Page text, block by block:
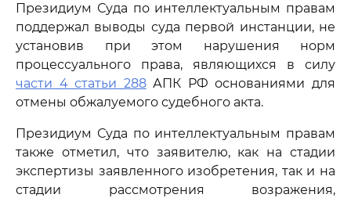
Президиум Суда по интеллектуальным правам
поддержал выводы суда первой инстанции, не
установив при этом нарушения норм
процессуального права, являющихся в силу
части 4 статьи 288АПК РФ основаниями для
отмены обжалуемого судебного акта.
Президиум Суда по интеллектуальным правам
также отметил, что заявителю, как на стадии
экспертизы заявленного изобретения, так и на
стадии рассмотрения возражения,